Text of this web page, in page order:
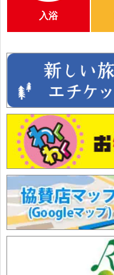
入浴